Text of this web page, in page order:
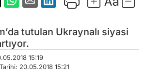
tutulan Ukraynalı siyasi
15:19
20.05.2018 15:21